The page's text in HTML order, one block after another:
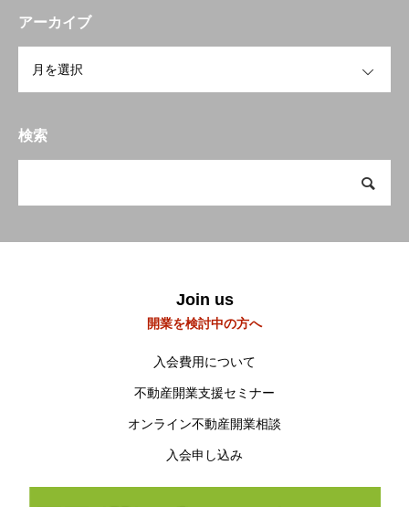
研修会・講習会など
空き家空き地 無料相談センター
当会について About us
アーカイブ
検索
Join us
開業を検討中の方へ
入会費用について
不動産開業支援セミナー
オンライン不動産開業相談
入会申し込み